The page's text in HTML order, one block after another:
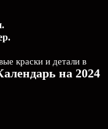
краски и детали в
на 2024